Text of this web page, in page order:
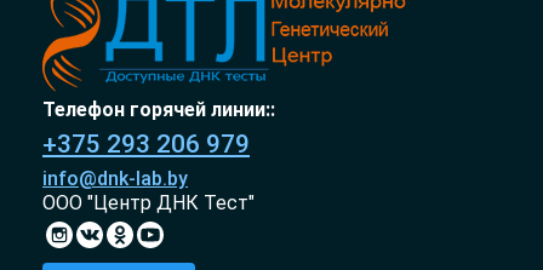
Телефон горячей линии::
+375 293 206 979
info@dnk-lab.by
ООО "Центр ДНК Тест"